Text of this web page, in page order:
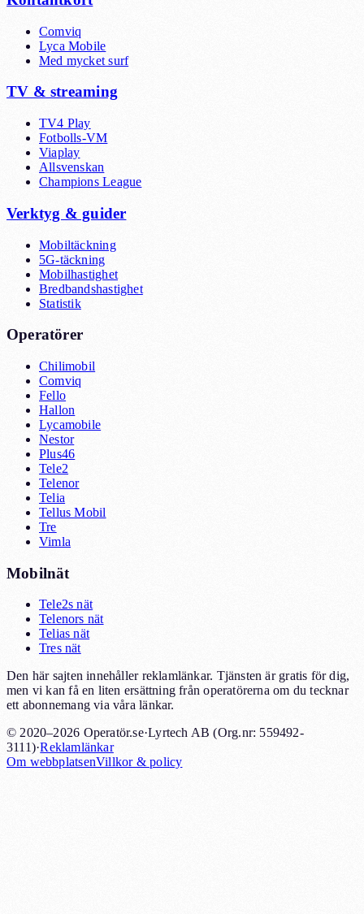
Comviq
Lyca Mobile
Med mycket surf
TV & streaming
TV4 Play
Fotbolls-VM
Viaplay
Allsvenskan
Champions League
Verktyg & guider
Mobiltäckning
5G-täckning
Mobilhastighet
Bredbandshastighet
Statistik
Operatörer
Chilimobil
Comviq
Fello
Hallon
Lycamobile
Nestor
Plus46
Tele2
Telenor
Telia
Tellus Mobil
Tre
Vimla
Mobilnät
Tele2s nät
Telenors nät
Telias nät
Tres nät
Den här sajten innehåller reklamlänkar. Tjänsten är gratis för dig,
men vi kan få en liten ersättning från operatörerna om du tecknar
ett abonnemang via våra länkar.
© 2020–2026 Operatör.se·Lyrtech AB (Org.nr: 559492-
3111)·Reklamlänkar
Om webbplatsenVillkor & policy